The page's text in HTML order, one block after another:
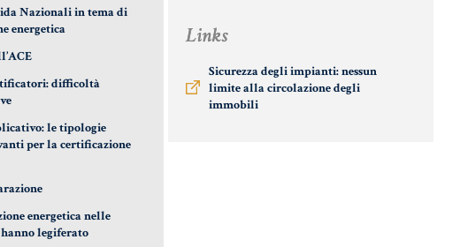
RISORSE
SISTEMA
ITALIANO
TASSAZIONE
IMMOBILIARI
Nazionali in tema di
energetica
difficoltà
le tipologie
per la certificazione
energetica nelle
legiferato
Links
Sicurezza degli impianti: nessun
limite alla circolazione degli
immobili